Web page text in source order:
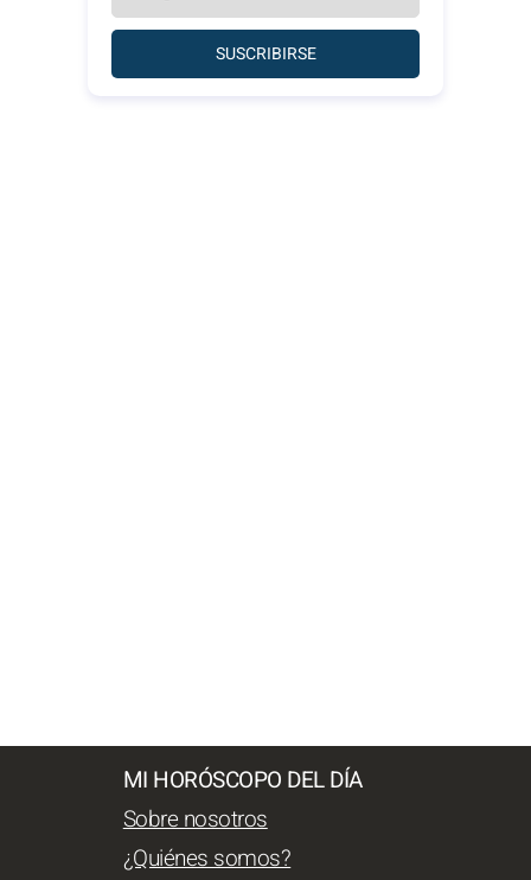
SUSCRIBIRSE
MI HORÓSCOPO DEL DÍA
Sobre nosotros
¿Quiénes somos?